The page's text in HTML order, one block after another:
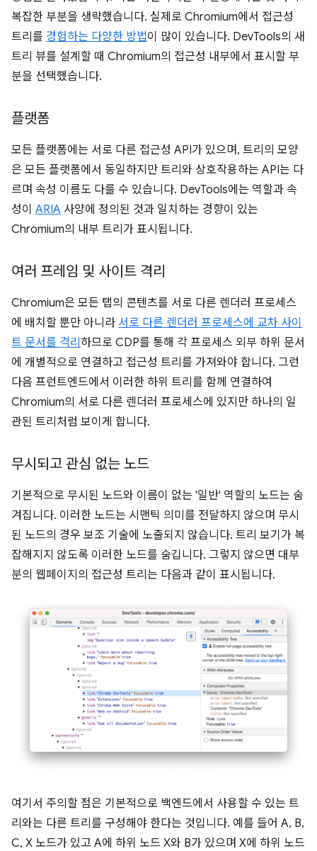
복잡한 부분을 생략했습니다. 실제로 Chromium에서 접근성
트리를 경험하는 다양한 방법이 많이 있습니다. DevTools의 새
트리 뷰를 설계할 때 Chromium의 접근성 내부에서 표시할 부
분을 선택했습니다.
플랫폼
모든 플랫폼에는 서로 다른 접근성 API가 있으며, 트리의 모양
은 모든 플랫폼에서 동일하지만 트리와 상호작용하는 API는 다
르며 속성 이름도 다를 수 있습니다. DevTools에는 역할과 속
성이 ARIA 사양에 정의된 것과 일치하는 경향이 있는
Chromium의 내부 트리가 표시됩니다.
여러 프레임 및 사이트 격리
Chromium은 모든 탭의 콘텐츠를 서로 다른 렌더러 프로세스
에 배치할 뿐만 아니라 서로 다른 렌더러 프로세스에 교차 사이
트 문서를 격리 하므로 CDP를 통해 각 프로세스 외부 하위 문서
에 개별적으로 연결하고 접근성 트리를 가져와야 합니다. 그런
다음 프런트엔드에서 이러한 하위 트리를 함께 연결하여
Chromium의 서로 다른 렌더러 프로세스에 있지만 하나의 일
관된 트리처럼 보이게 합니다.
무시되고 관심 없는 노드
기본적으로 무시된 노드와 이름이 없는 '일반' 역할의 노드는 숨
겨집니다. 이러한 노드는 시맨틱 의미를 전달하지 않으며 무시
된 노드의 경우 보조 기술에 노출되지 않습니다. 트리 보기가 복
잡해지지 않도록 이러한 노드를 숨깁니다. 그렇지 않으면 대부
분의 웹페이지의 접근성 트리는 다음과 같이 표시됩니다.
여기서 주의할 점은 기본적으로 백엔드에서 사용할 수 있는 트
리와는 다른 트리를 구성해야 한다는 것입니다. 예를 들어 A, B,
C, X 노드가 있고 A에 하위 노드 X와 B가 있으며 X에 하위 노드